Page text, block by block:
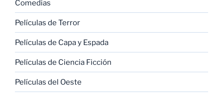
Comedias
Películas de Terror
Películas de Capa y Espada
Películas de Ciencia Ficción
Películas del Oeste